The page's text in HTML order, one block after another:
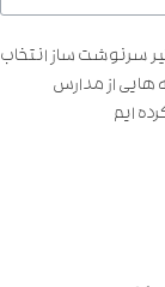
سرنوشت ساز انتخاب
هایی از مدارس
ایم